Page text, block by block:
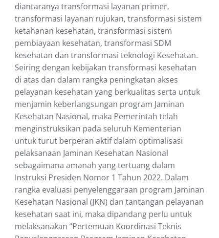
diantaranya transformasi layanan primer,
transformasi layanan rujukan, transformasi sistem
ketahanan kesehatan, transformasi sistem
pembiayaan kesehatan, transformasi SDM
kesehatan dan transformasi teknologi Kesehatan.
Seiring dengan kebijakan transformasi kesehatan
di atas dan dalam rangka peningkatan akses
pelayanan kesehatan yang berkualitas serta untuk
menjamin keberlangsungan program Jaminan
Kesehatan Nasional, maka Pemerintah telah
menginstruksikan pada seluruh Kementerian
untuk turut berperan aktif dalam optimalisasi
pelaksanaan Jaminan Kesehatan Nasional
sebagaimana amanah yang tertuang dalam
Instruksi Presiden Nomor 1 Tahun 2022. Dalam
rangka evaluasi penyelenggaraan program Jaminan
Kesehatan Nasional (JKN) dan tantangan pelayanan
kesehatan saat ini, maka dipandang perlu untuk
melaksanakan “Pertemuan Koordinasi Teknis